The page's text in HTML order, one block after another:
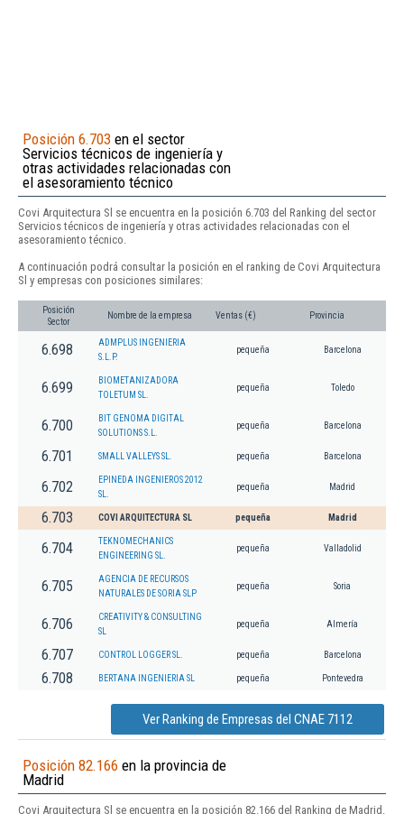
Posición 6.703 en el sector
Servicios técnicos de ingeniería y
otras actividades relacionadas con
el asesoramiento técnico
Covi Arquitectura Sl se encuentra en la posición 6.703 del Ranking del sector
Servicios técnicos de ingeniería y otras actividades relacionadas con el
asesoramiento técnico.
A continuación podrá consultar la posición en el ranking de Covi Arquitectura
Sl y empresas con posiciones similares:
Posición
Sector
Nombre de la empresa Ventas (€) Provincia
6.698
ADMPLUS INGENIERIA
S.L.P.
pequeña Barcelona
6.699
BIOMETANIZADORA
TOLETUM SL.
pequeña Toledo
6.700
BIT GENOMA DIGITAL
SOLUTIONS S.L.
pequeña Barcelona
6.701 SMALL VALLEYS SL. pequeña Barcelona
6.702
EPINEDA INGENIEROS 2012
SL.
pequeña Madrid
6.703 COVI ARQUITECTURA SL pequeña Madrid
6.704
TEKNOMECHANICS
ENGINEERING SL.
pequeña Valladolid
6.705
AGENCIA DE RECURSOS
NATURALES DE SORIA SLP
pequeña Soria
6.706
CREATIVITY & CONSULTING
SL
pequeña Almería
6.707 CONTROL LOGGER SL. pequeña Barcelona
6.708 BERTANA INGENIERIA SL pequeña Pontevedra
Ver Ranking de Empresas del CNAE 7112
Posición 82.166 en la provincia de
Madrid
Covi Arquitectura Sl se encuentra en la posición 82.166 del Ranking de Madrid.